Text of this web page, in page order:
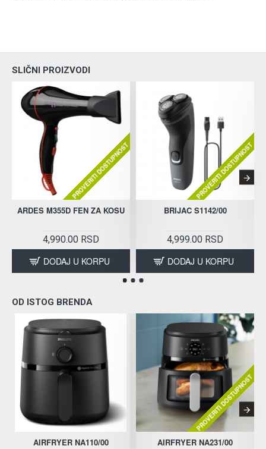
SLIČNI PROIZVODI
PROVERITI DOSTUPNOST
ARDES M355D FEN ZA KOSU
4,990.00 RSD
DODAJ U KORPU
PROVERITI DOSTUPNOST
BRIJAC S1142/00
4,999.00 RSD
DODAJ U KORPU
OD ISTOG BRENDA
AIRFRYER NA110/00
PROVERITI DOSTUPNOST
AIRFRYER NA231/00